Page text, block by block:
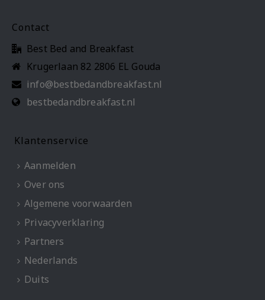
Contact
Best Bed and Breakfast
Krugerlaan 82 2806 EL Gouda
info@bestbedandbreakfast.nl
bestbedandbreakfast.nl
Klantenservice
Aanmelden
Over ons
Algemene voorwaarden
Privacyverklaring
Partners
Nederlands
Duits